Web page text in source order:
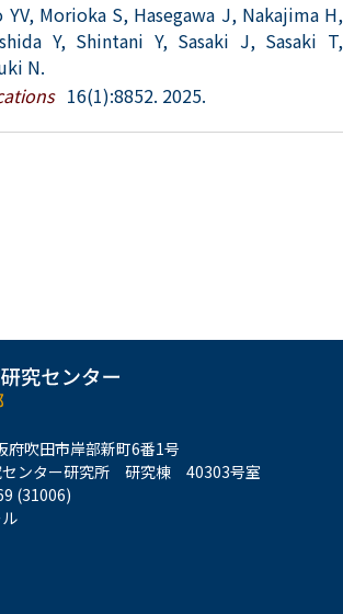
Morioka S, Hasegawa J, Nakajima H,
Y, Shintani Y, Sasaki J, Sasaki T,
N.
16(1):8852. 2025.
府吹田市岸部新町6番1号
ンター研究所 研究棟 40303号室
(31006)